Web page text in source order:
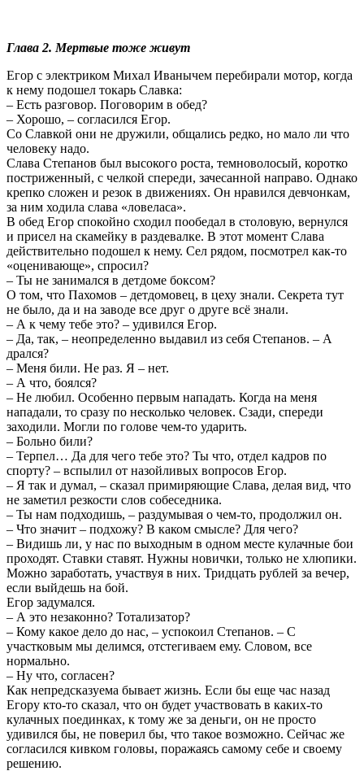
Глава 2. Мертвые тоже живут
Егор с электриком Михал Иванычем перебирали мотор, когда
к нему подошел токарь Славка:
– Есть разговор. Поговорим в обед?
– Хорошо, – согласился Егор.
Со Славкой они не дружили, общались редко, но мало ли что
человеку надо.
Слава Степанов был высокого роста, темноволосый, коротко
постриженный, с челкой спереди, зачесанной направо. Однако
крепко сложен и резок в движениях. Он нравился девчонкам,
за ним ходила слава «ловеласа».
В обед Егор спокойно сходил пообедал в столовую, вернулся
и присел на скамейку в раздевалке. В этот момент Слава
действительно подошел к нему. Сел рядом, посмотрел как-то
«оценивающе», спросил?
– Ты не занимался в детдоме боксом?
О том, что Пахомов – детдомовец, в цеху знали. Секрета тут
не было, да и на заводе все друг о друге всё знали.
– А к чему тебе это? – удивился Егор.
– Да, так, – неопределенно выдавил из себя Степанов. – А
дрался?
– Меня били. Не раз. Я – нет.
– А что, боялся?
– Не любил. Особенно первым нападать. Когда на меня
нападали, то сразу по несколько человек. Сзади, спереди
заходили. Могли по голове чем-то ударить.
– Больно били?
– Терпел… Да для чего тебе это? Ты что, отдел кадров по
спорту? – вспылил от назойливых вопросов Егор.
– Я так и думал, – сказал примиряющие Слава, делая вид, что
не заметил резкости слов собеседника.
– Ты нам подходишь, – раздумывая о чем-то, продолжил он.
– Что значит – подхожу? В каком смысле? Для чего?
– Видишь ли, у нас по выходным в одном месте кулачные бои
проходят. Ставки ставят. Нужны новички, только не хлюпики.
Можно заработать, участвуя в них. Тридцать рублей за вечер,
если выйдешь на бой.
Егор задумался.
– А это незаконно? Тотализатор?
– Кому какое дело до нас, – успокоил Степанов. – С
участковым мы делимся, отстегиваем ему. Словом, все
нормально.
– Ну что, согласен?
Как непредсказуема бывает жизнь. Если бы еще час назад
Егору кто-то сказал, что он будет участвовать в каких-то
кулачных поединках, к тому же за деньги, он не просто
удивился бы, не поверил бы, что такое возможно. Сейчас же
согласился кивком головы, поражаясь самому себе и своему
решению.